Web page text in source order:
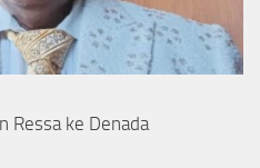
Ressa ke Denada